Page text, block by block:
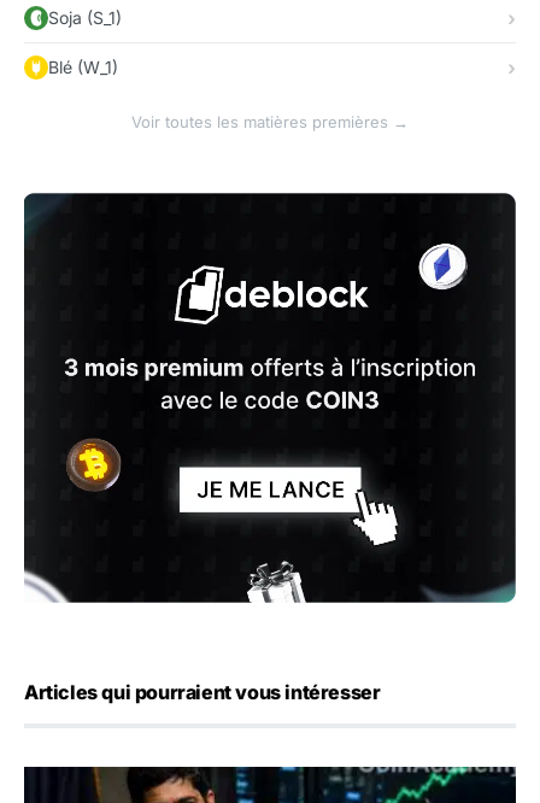
Soja (S_1)
Blé (W_1)
Voir toutes les matières premières →
Articles qui pourraient vous intéresser
Emploi américain : 23 000 postes détruits en juillet, les